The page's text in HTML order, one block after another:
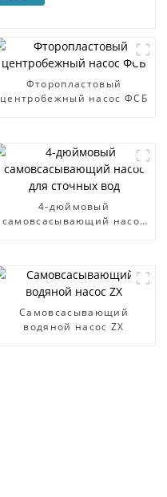
Фторопластовый
центробежный насос ФСБ
4-дюймовый
самовсасывающий насос
Самовсасывающий
водяной насос ZX